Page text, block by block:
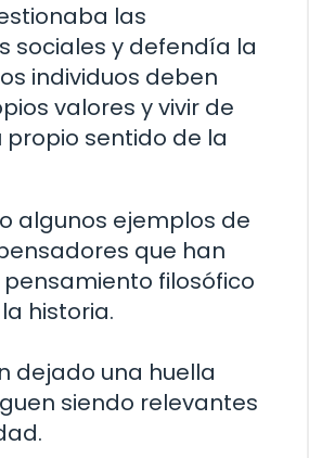
las
sociales y defendía la
individuos deben
valores y vivir de
propio sentido de la
algunos ejemplos de
que han
filosófico
historia.
dejado una huella
siendo relevantes